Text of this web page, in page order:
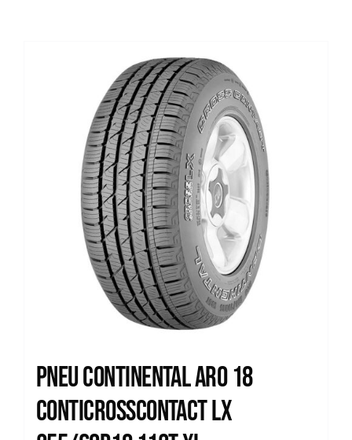
Pneu Continental Aro 18
Conticrosscontact Lx